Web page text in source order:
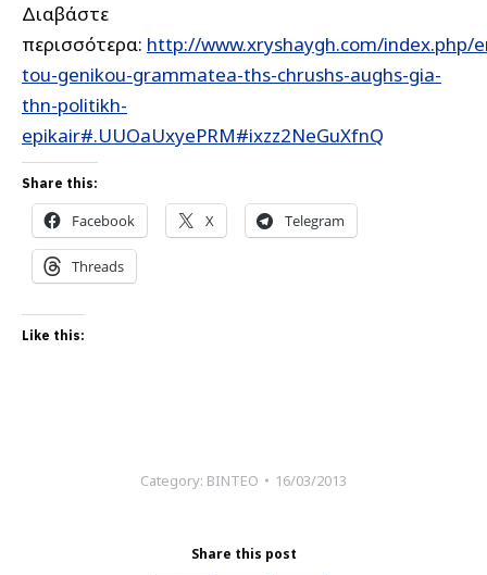
Διαβάστε
περισσότερα: http://www.xryshaygh.com/index.php/
tou-genikou-grammatea-ths-chrushs-aughs-gia-
thn-politikh-
epikair#.UUOaUxyePRM#ixzz2NeGuXfnQ
Share this:
Facebook X Telegram
Threads
Like this:
Category: ΒΙΝΤΕΟ 16/03/2013
Share this post